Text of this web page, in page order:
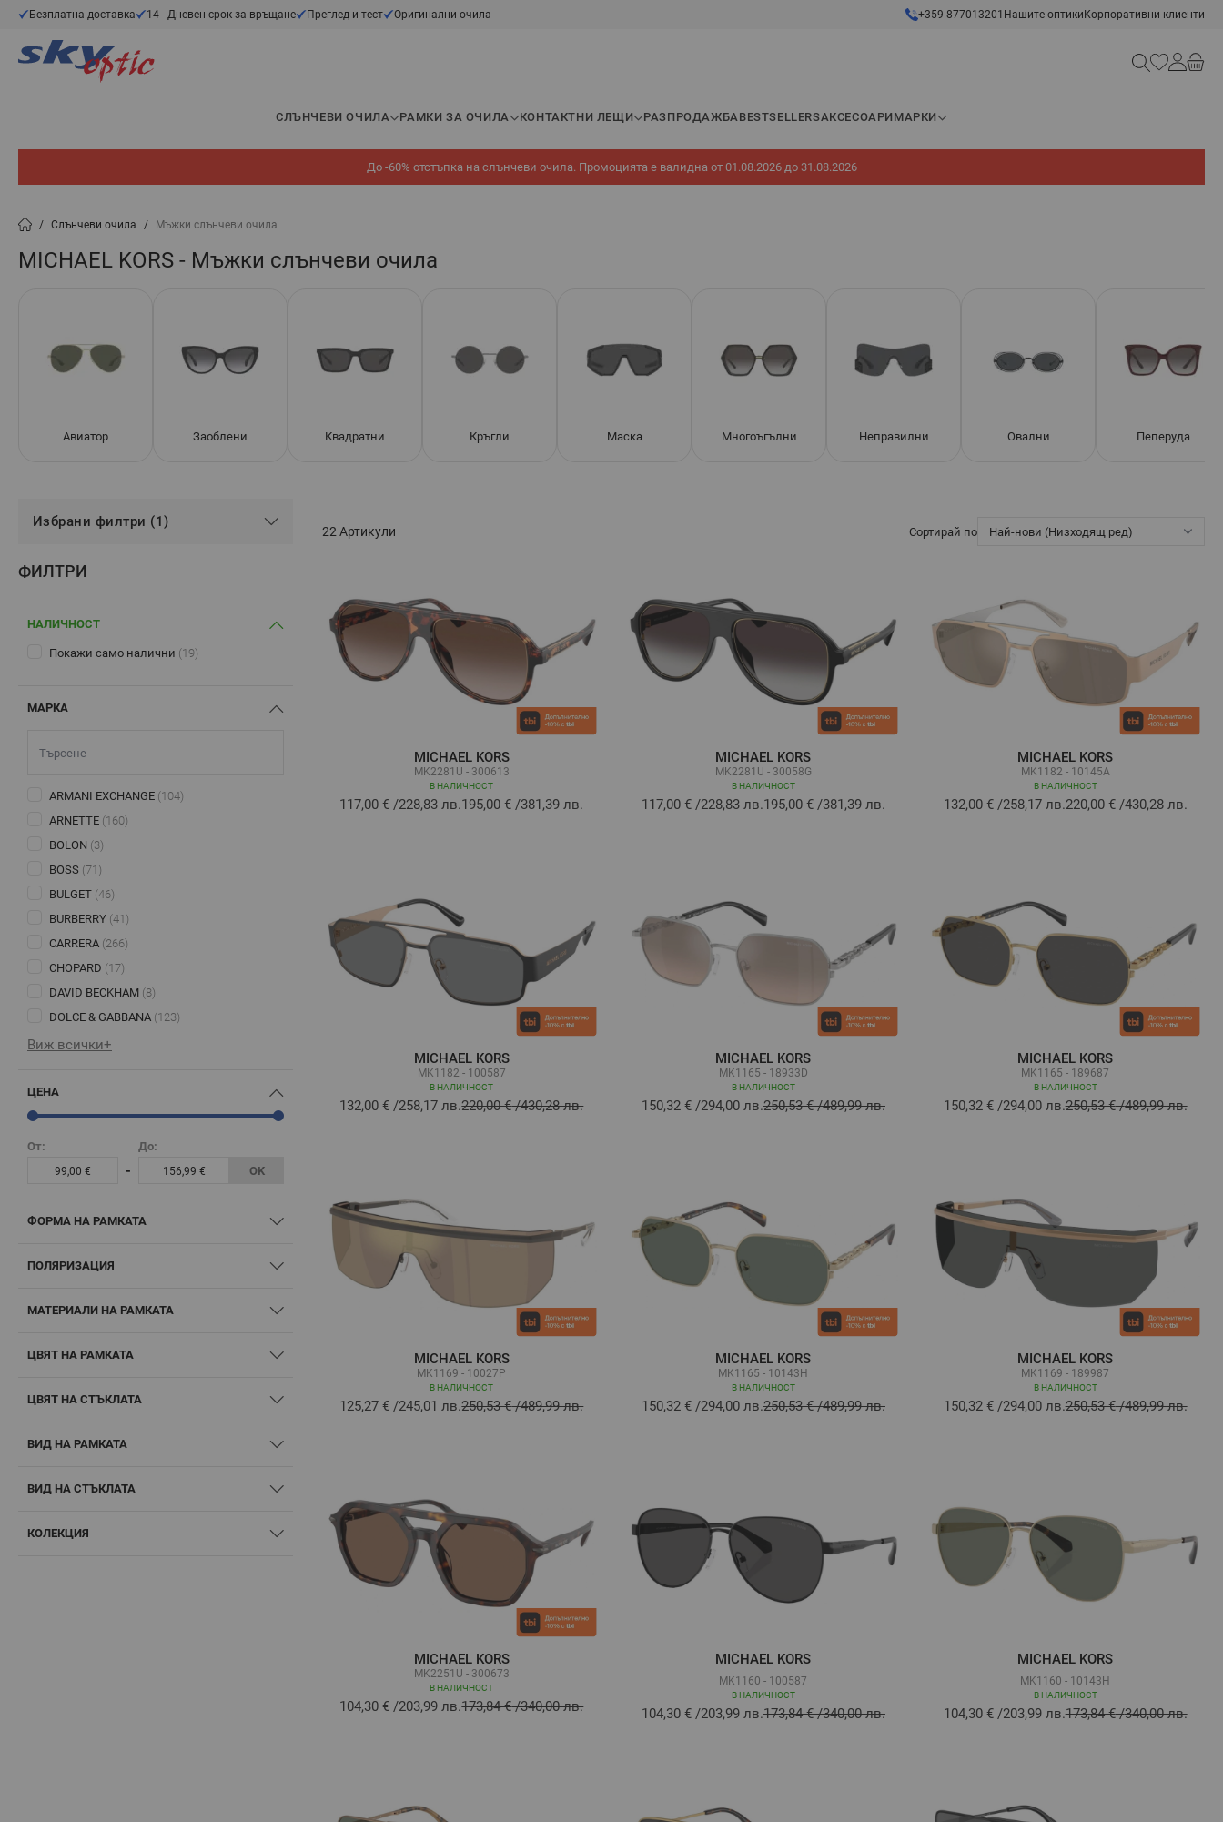
Прескачане към съдържанието
Безплатна доставка 14 - Дневен срок за връщане Преглед и тест Оригинални очила +359 877013201 Нашите оптики Корпоративни клиенти
Търсене
СЛЪНЧЕВИ ОЧИЛА РАМКИ ЗА ОЧИЛА КОНТАКТНИ ЛЕЩИ РАЗПРОДАЖБАBESTSELLERSАКСЕСОАРИ МАРКИ
До -60% отстъпка на слънчеви очила. Промоцията е валидна от 01.08.2026 до 31.08.2026
/ Слънчеви очила / Мъжки слънчеви очила
MICHAEL KORS - Мъжки слънчеви очила
Авиатор Заоблени Квадратни Кръгли Маска Многоъгълни Неправилни Овални Пеперуда
Избрани филтри (1)
ФИЛТРИ
НАЛИЧНОСТ
Покажи само налични (19)
МАРКА
ARMANI EXCHANGE (104)
ARNETTE (160)
BOLON (3)
BOSS (71)
BULGET (46)
BURBERRY (41)
CARRERA (266)
CHOPARD (17)
DAVID BECKHAM (8)
DOLCE & GABBANA (123)
Виж всички+
ЦЕНА
От:
99,00 € -
До:
156,99 € OK
ФОРМА НА РАМКАТА
ПОЛЯРИЗАЦИЯ
МАТЕРИАЛИ НА РАМКАТА
ЦВЯТ НА РАМКАТА
ЦВЯТ НА СТЪКЛАТА
ВИД НА РАМКАТА
ВИД НА СТЪКЛАТА
КОЛЕКЦИЯ
22Артикули Сортирай по
MICHAEL KORS
MK2281U - 300613
В НАЛИЧНОСТ
117,00 € /228,83 лв.195,00 €/381,39 лв.
MICHAEL KORS
MK2281U - 30058G
В НАЛИЧНОСТ
117,00 €/228,83 лв.195,00 €/381,39 лв.
MICHAEL KORS
MK1182 - 10145A
В НАЛИЧНОСТ
132,00 €/258,17 лв.220,00 €/430,28 лв.
MICHAEL KORS
MK1182 - 100587
В НАЛИЧНОСТ
132,00 € /258,17 лв.220,00 €/430,28 лв.
MICHAEL KORS
MK1165 - 18933D
В НАЛИЧНОСТ
150,32 €/294,00 лв.250,53 €/489,99 лв.
MICHAEL KORS
MK1165 - 189687
В НАЛИЧНОСТ
150,32 €/294,00 лв.250,53 €/489,99 лв.
MICHAEL KORS
MK1169 - 10027P
В НАЛИЧНОСТ
125,27 € /245,01 лв.250,53 €/489,99 лв.
MICHAEL KORS
MK1165 - 10143H
В НАЛИЧНОСТ
150,32 €/294,00 лв.250,53 €/489,99 лв.
MICHAEL KORS
MK1169 - 189987
В НАЛИЧНОСТ
150,32 €/294,00 лв.250,53 €/489,99 лв.
MICHAEL KORS
MK2251U - 300673
В НАЛИЧНОСТ
104,30 € /203,99 лв.173,84 €/340,00 лв.
MICHAEL KORS
MK1160 - 100587
В НАЛИЧНОСТ
104,30 €/203,99 лв.173,84 €/340,00 лв.
MICHAEL KORS
MK1160 - 10143H
В НАЛИЧНОСТ
104,30 €/203,99 лв.173,84 €/340,00 лв.